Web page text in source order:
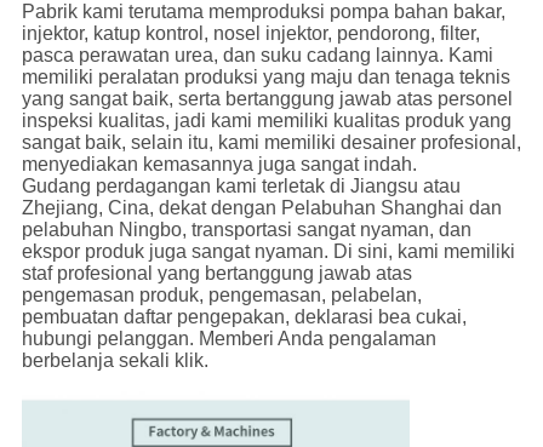
Pabrik kami terutama memproduksi pompa bahan bakar,
injektor, katup kontrol, nosel injektor, pendorong, filter,
pasca perawatan urea, dan suku cadang lainnya. Kami
memiliki peralatan produksi yang maju dan tenaga teknis
yang sangat baik, serta bertanggung jawab atas personel
inspeksi kualitas, jadi kami memiliki kualitas produk yang
sangat baik, selain itu, kami memiliki desainer profesional,
menyediakan kemasannya juga sangat indah.
Gudang perdagangan kami terletak di Jiangsu atau
Zhejiang, Cina, dekat dengan Pelabuhan Shanghai dan
pelabuhan Ningbo, transportasi sangat nyaman, dan
ekspor produk juga sangat nyaman. Di sini, kami memiliki
staf profesional yang bertanggung jawab atas
pengemasan produk, pengemasan, pelabelan,
pembuatan daftar pengepakan, deklarasi bea cukai,
hubungi pelanggan. Memberi Anda pengalaman
berbelanja sekali klik.